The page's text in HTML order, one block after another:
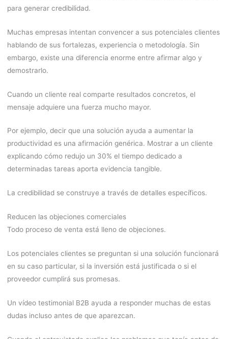
para generar credibilidad.
Muchas empresas intentan convencer a sus potenciales clientes
hablando de sus fortalezas, experiencia o metodología. Sin
embargo, existe una diferencia enorme entre afirmar algo y
demostrarlo.
Cuando un cliente real comparte resultados concretos, el
mensaje adquiere una fuerza mucho mayor.
Por ejemplo, decir que una solución ayuda a aumentar la
productividad es una afirmación genérica. Mostrar a un cliente
explicando cómo redujo un 30% el tiempo dedicado a
determinadas tareas aporta evidencia tangible.
La credibilidad se construye a través de detalles específicos.
Reducen las objeciones comerciales
Todo proceso de venta está lleno de objeciones.
Los potenciales clientes se preguntan si una solución funcionará
en su caso particular, si la inversión está justificada o si el
proveedor cumplirá sus promesas.
Un vídeo testimonial B2B ayuda a responder muchas de estas
dudas incluso antes de que aparezcan.